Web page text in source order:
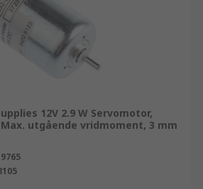
12V 2.9 W Servomotor,
Max. utgående vridmoment, 3 mm